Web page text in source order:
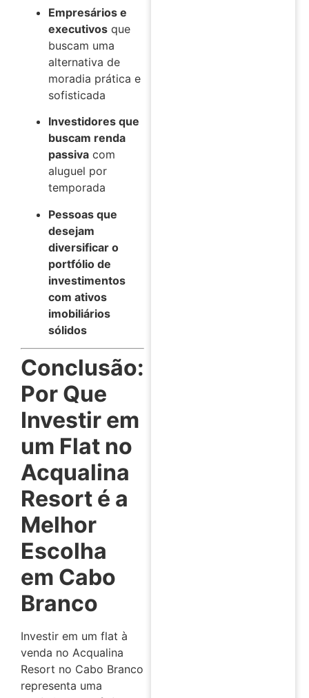
Empresários e
executivos que
buscam uma
alternativa de
moradia prática e
sofisticada
Investidores que
buscam renda
passiva com
aluguel por
temporada
Pessoas que
desejam
diversificar o
portfólio de
investimentos
com ativos
imobiliários
sólidos
Conclusão:
Por Que
Investir em
um Flat no
Acqualina
Resort é a
Melhor
Escolha
em Cabo
Branco
Investir em um flat à
venda no Acqualina
Resort no Cabo Branco
representa uma